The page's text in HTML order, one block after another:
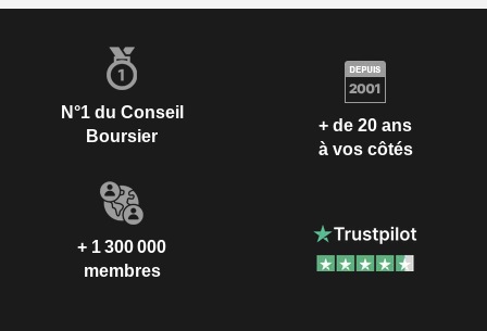
N°1 du Conseil
Boursier
+ de 20 ans
à vos côtés
+ 1 300 000
membres